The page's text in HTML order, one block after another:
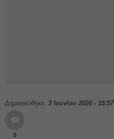
Δημοσιεύθηκε: 3 Ιουνίου 2026 - 15:57
0